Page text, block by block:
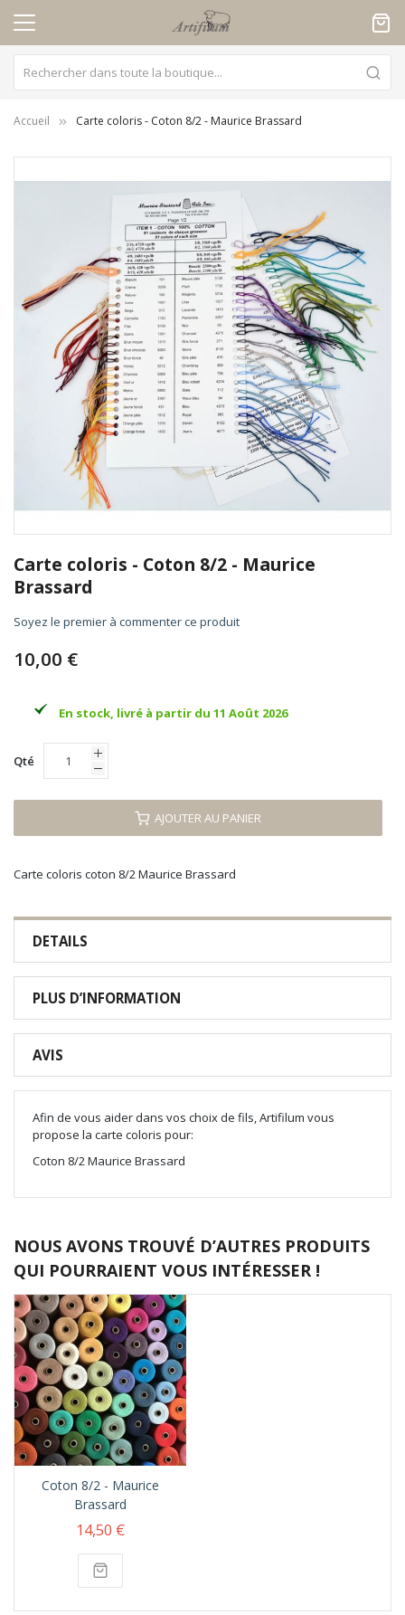
Accueil Carte coloris - Coton 8/2 - Maurice Brassard
to
gallery
to
the
beginning
the
gallery
Carte coloris - Coton 8/2 - Maurice
Brassard
Soyez le premier à commenter ce produit
10,00 €
En stock, livré à partir du 11 Août 2026
Qté
AJOUTER AU PANIER
Carte coloris coton 8/2 Maurice Brassard
DETAILS
PLUS D’INFORMATION
AVIS
Afin de vous aider dans vos choix de fils, Artifilum vous
propose la carte coloris pour:
Coton 8/2 Maurice Brassard
NOUS AVONS TROUVÉ D’AUTRES PRODUITS
QUI POURRAIENT VOUS INTÉRESSER !
Coton 8/2 - Maurice
Brassard
14,50 €